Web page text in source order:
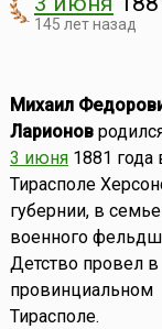
145 лет назад
Михаил
Ларионов
3 июня1881 года
Тирасполе
губернии, в семье
военного
Детство провел в
провинциальном
Тирасполе.